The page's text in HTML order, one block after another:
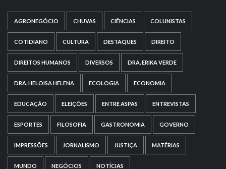
AGRONEGÓCIO CHUVAS CIÊNCIAS COLUNISTAS
COTIDIANO CULTURA DESTAQUES DIREITO
DIREITOS HUMANOS DIVERSOS DRA. ERIKA VERDE
DRA. HELOISA HELENA ECOLOGIA ECONOMIA
EDUCAÇÃO ELEIÇÕES ENTRE ASPAS ENTREVISTAS
ESPORTES FILOSOFIA GASTRONOMIA GOVERNO
IMPRESSÕES JORNALISMO JUSTIÇA MATÉRIAS
MUNDO NEGÓCIOS NOTÍCIAS